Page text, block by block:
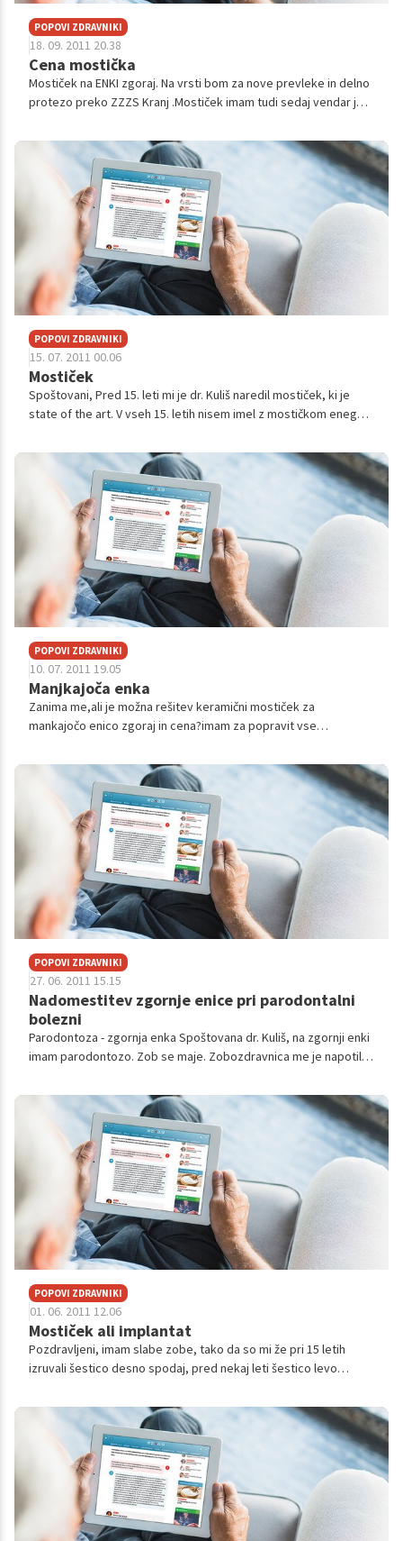
POPOVI ZDRAVNIKI
18. 09. 2011 20.38
Cena mostička
Mostiček na ENKI zgoraj. Na vrsti bom za nove prevleke in delno
protezo preko ZZZS Kranj .Mostiček imam tudi sedaj vendar je
plačati sedaj se...
POPOVI ZDRAVNIKI
15. 07. 2011 00.06
Mostiček
Spoštovani, Pred 15. leti mi je dr. Kuliš naredil mostiček, ki je
state of the art. V vseh 15. letih nisem imel z mostičkom enega
POPOVI ZDRAVNIKI
10. 07. 2011 19.05
Manjkajoča enka
Zanima me,ali je možna rešitev keramični mostiček za
mankajočo enico zgoraj in cena?imam za popravit vse
enico-zaradi službe?v kolikšne...
POPOVI ZDRAVNIKI
27. 06. 2011 15.15
Nadomestitev zgornje enice pri parodontalni
bolezni
Parodontoza - zgornja enka Spoštovana dr. Kuliš, na zgornji enki
imam parodontozo. Zob se maje. Zobozdravnica me je napotila
lahko odl...
POPOVI ZDRAVNIKI
01. 06. 2011 12.06
Mostiček ali implantat
Pozdravljeni, imam slabe zobe, tako da so mi že pri 15 letih
izruvali šestico desno spodaj, pred nekaj leti šestico levo
št...